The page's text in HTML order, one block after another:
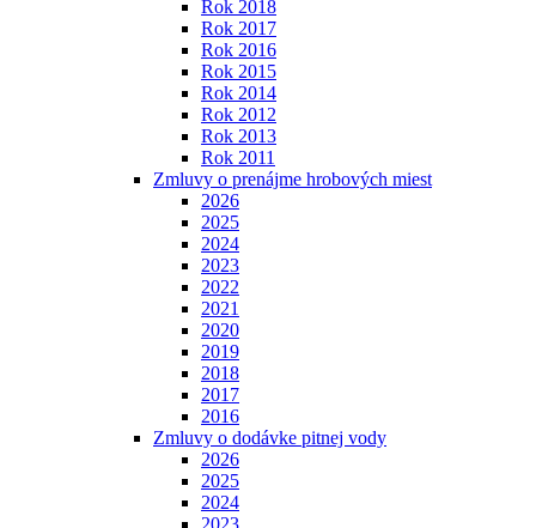
Rok 2018
Rok 2017
Rok 2016
Rok 2015
Rok 2014
Rok 2012
Rok 2013
Rok 2011
Zmluvy o prenájme hrobových miest
2026
2025
2024
2023
2022
2021
2020
2019
2018
2017
2016
Zmluvy o dodávke pitnej vody
2026
2025
2024
2023